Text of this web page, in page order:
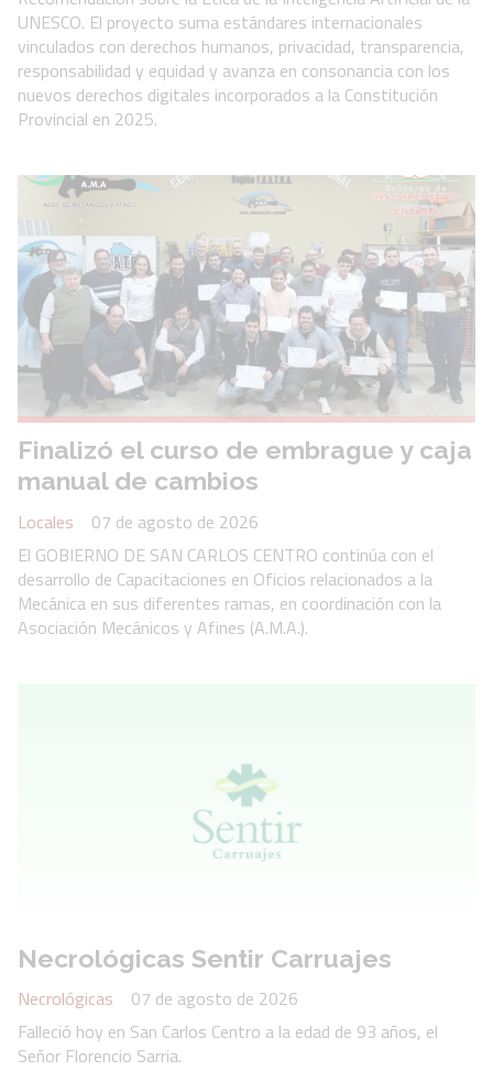
UNESCO. El proyecto suma estándares internacionales
vinculados con derechos humanos, privacidad, transparencia,
responsabilidad y equidad y avanza en consonancia con los
nuevos derechos digitales incorporados a la Constitución
Provincial en 2025.
Finalizó el curso de embrague y caja
manual de cambios
Locales
07 de agosto de 2026
El GOBIERNO DE SAN CARLOS CENTRO continúa con el
desarrollo de Capacitaciones en Oficios relacionados a la
Mecánica en sus diferentes ramas, en coordinación con la
Asociación Mecánicos y Afines (A.M.A.).
Necrológicas Sentir Carruajes
Necrológicas
07 de agosto de 2026
Falleció hoy en San Carlos Centro a la edad de 93 años, el
Señor Florencio Sarria.